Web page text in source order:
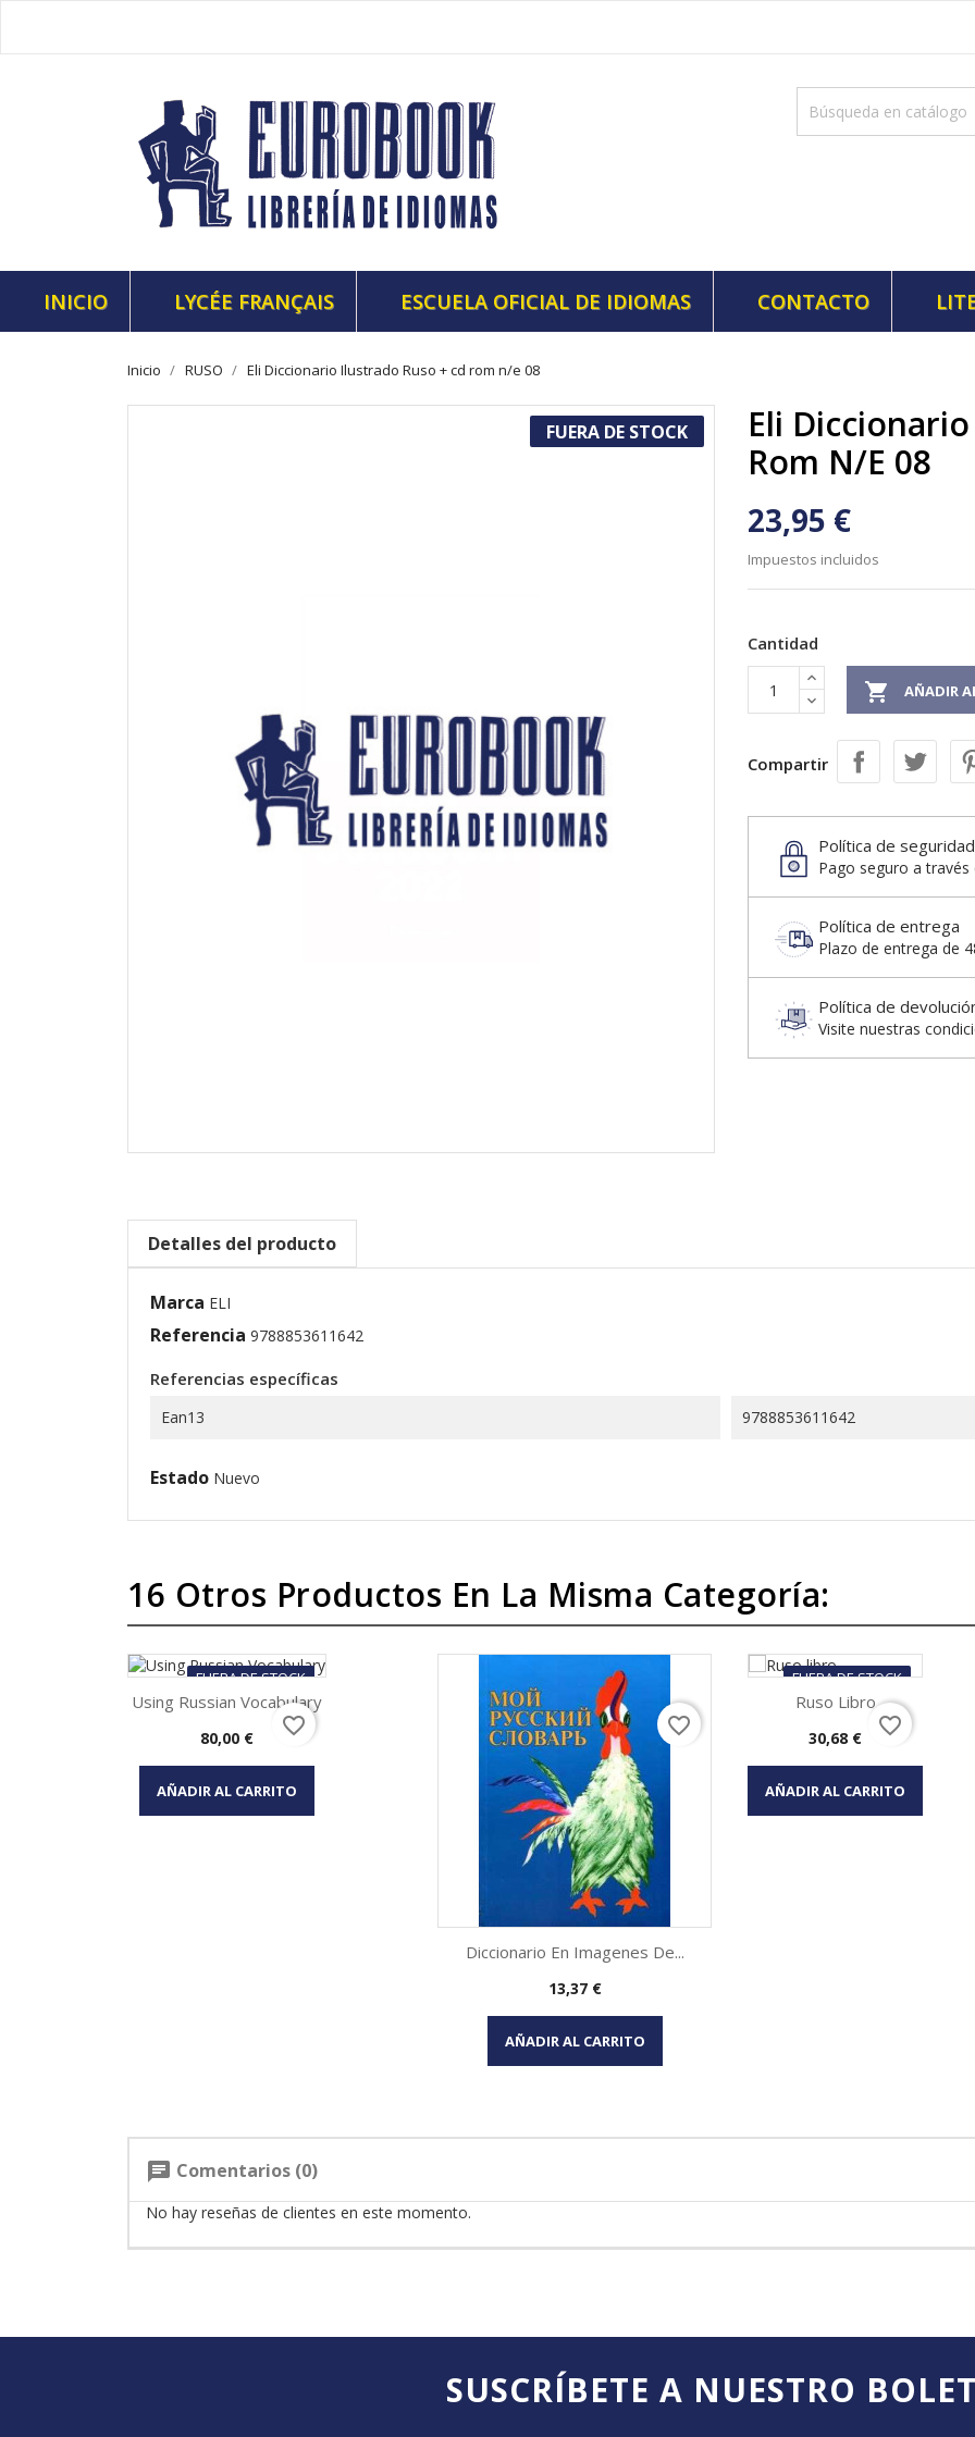
INICIO LYCÉE FRANÇAIS ESCUELA OFICIAL DE IDIOMAS CONTACTO
Inicio RUSO Eli Diccionario Ilustrado Ruso + cd rom n/e 08
FUERA DE STOCK
Eli
Rom N/e 08
23,95 €
Impuestos incluidos
Cantidad
 AÑADIR
Compartir
Política de seguridad
Pago seguro a través
Política de entrega
Plazo de entrega de
Política de
Visite nuestras
Detalles del producto
Marca ELI
Referencia 9788853611642
Referencias específicas
Ean13 9788853611642
Estado Nuevo
16 Otros Productos En La Misma Categoría:
FUERA DE STOCK
Vista rápida
Using Russian Vocabulary
Precio
80,00 €
AÑADIR AL CARRITO
favorite_border
Vista rápida
Diccionario En Imagenes De...
Precio
13,37 €
AÑADIR AL CARRITO
favorite_border
FUERA DE STOCK
Vista rápida
Ruso Libro
Precio
30,68 €
AÑADIR AL CARRITO
favorite_border
chat Comentarios (0)
No hay reseñas de clientes en este momento.
SUSCRÍBETE A NUESTRO